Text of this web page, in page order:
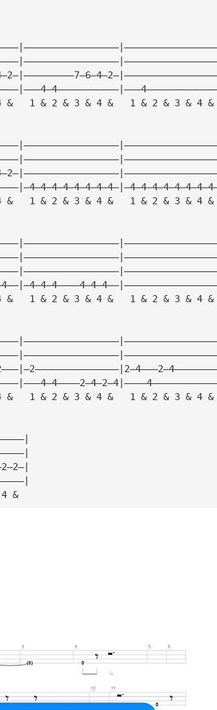
&   1 & 2 & 3 & 4 &   1 & 2 & 3 & 4 &
&   1 & 2 & 3 & 4 &   1 & 2 & 3 & 4 &
&   1 & 2 & 3 & 4 &   1 & 2 & 3 & 4 &
&   1 & 2 & 3 & 4 &   1 & 2 & 3 & 4 &
4 &